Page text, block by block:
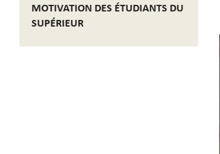
MOTIVATION DES ÉTUDIANTS DU
SUPÉRIEUR